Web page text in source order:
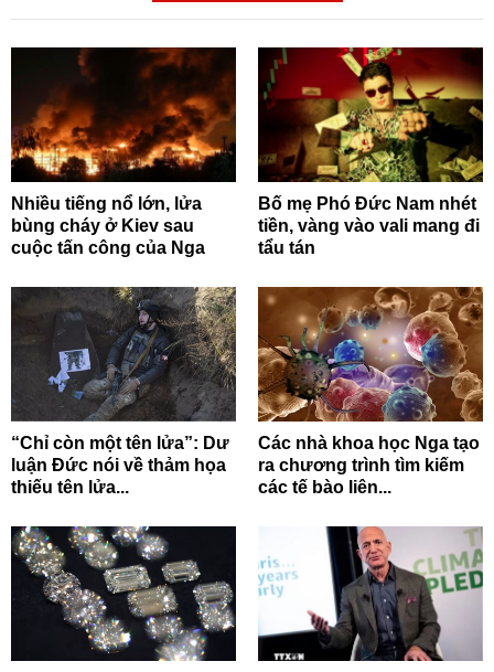
Nhiều tiếng nổ lớn, lửa
bùng cháy ở Kiev sau
cuộc tấn công của Nga
Bố mẹ Phó Đức Nam nhét
tiền, vàng vào vali mang đi
tẩu tán
“Chỉ còn một tên lửa”: Dư
luận Đức nói về thảm họa
thiếu tên lửa...
Các nhà khoa học Nga tạo
ra chương trình tìm kiếm
các tế bào liên...